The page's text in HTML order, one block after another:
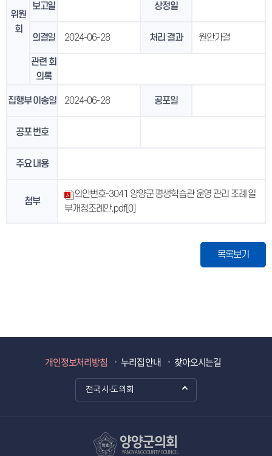
위원
회
보고일 상정일
의결일 2024-06-28 처리 결과 원안가결
관련 회
의록
집행부 이송일 2024-06-28 공포일
공포 번호
주요 내용
첨부
의안번호-3041 양양군 평생학습관 운영 관리 조례 일
부개정조례안.pdf[0]
목록보기
개인정보처리방침 누리집 안내 찾아오시는길
전국 시·도 의회
양양군의회
YANGYANG COUNTY COUNCIL